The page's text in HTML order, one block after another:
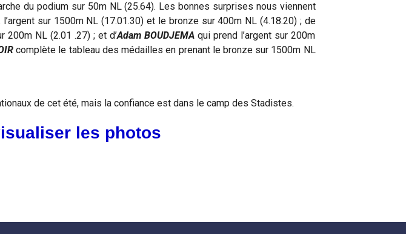
du podium sur 50m NL (25.64). Les bonnes surprises nous viennent
sur 1500m NL (17.01.30) et le bronze sur 400m NL (4.18.20) ; de
200m NL (2.01 .27) ; et d’Adam BOUDJEMAqui prend l’argent sur 200m
complète le tableau des médailles en prenant le bronze sur 1500m NL
de cet été, mais la confiance est dans le camp des Stadistes.
les photos